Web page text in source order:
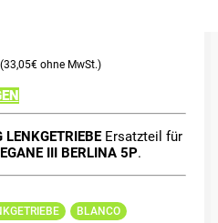
33,05€
Ersatzteil für
III BERLINA 5P.
BLANCO